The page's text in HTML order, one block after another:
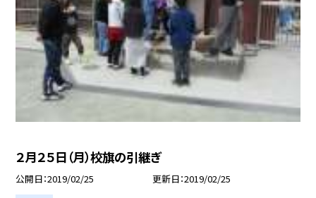
２月２５日（月）校旗の引継ぎ
公開日 2019/02/25 更新日 2019/02/25